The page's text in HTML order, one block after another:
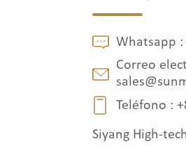
Whatsapp :
Correo
Teléfono :
Siyang High-